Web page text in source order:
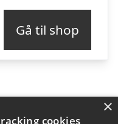
Gå til shop
×
cookies